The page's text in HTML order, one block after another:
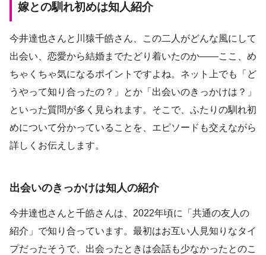
嫁との馴れ初めは知人紹介
今井達也さんと川猿千皓さん、この二人がどんな風にして
出会い、恋愛から結婚までたどり着いたのか――ここ、め
ちゃくちゃ気になるポイントですよね。ネット上でも「ど
うやって知り合ったの？」とか「出会いのきっかけは？」
といった質問が多く見られます。そこで、ふたりの馴れ初
めについて分かっていることを、エピソードも交えながら
詳しくお伝えします。
出会いのきっかけは知人の紹介
今井達也さんと千皓さんは、2022年頃に「共通の友人の
紹介」で知り合っています。最初はお互い人見知りなタイ
プだったそうで、出会ったときは会話も少なかったとのこ